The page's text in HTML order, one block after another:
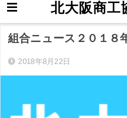
北大阪商工
ニュース
組合ニュース２０１８
2018年8月22日